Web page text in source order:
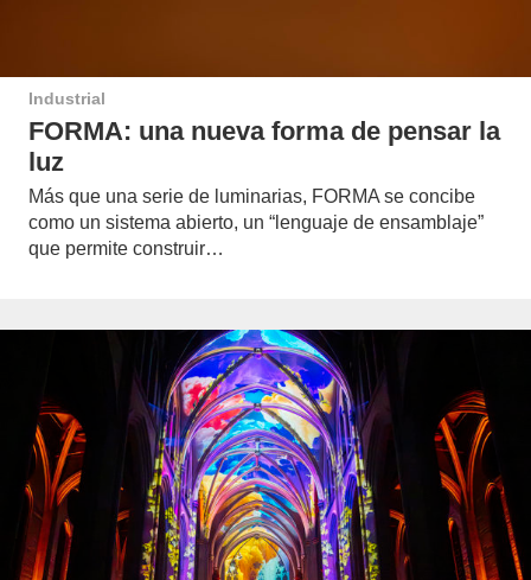
Industrial
FORMA: una nueva forma de pensar la
luz
Más que una serie de luminarias, FORMA se concibe
como un sistema abierto, un “lenguaje de ensamblaje”
que permite construir…